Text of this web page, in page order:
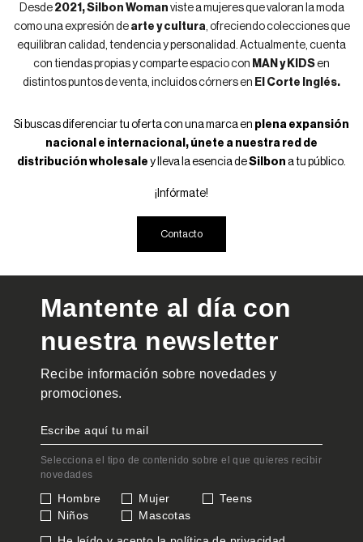
Desde 2021, Silbon Woman viste a mujeres que valoran la moda
como una expresión de arte y cultura, ofreciendo colecciones que
equilibran calidad, tendencia y personalidad. Actualmente, cuenta
con tiendas propias y comparte espacio con MAN y KIDSen
distintos puntos de venta, incluidos córners en El Corte Inglés.
Si buscas diferenciar tu oferta con una marca en plena expansión
nacional e internacional, únete a nuestra red de
distribución wholesale y lleva la esencia deSilbon a tu público.
¡Infórmate!
Contacto